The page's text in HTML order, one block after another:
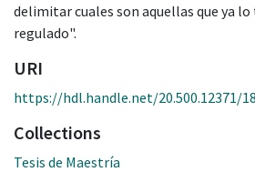
delimitar cuales son aquellas que ya
regulado".
URI
https://hdl.handle.net/20.500.12371/
Collections
Tesis de Maestría